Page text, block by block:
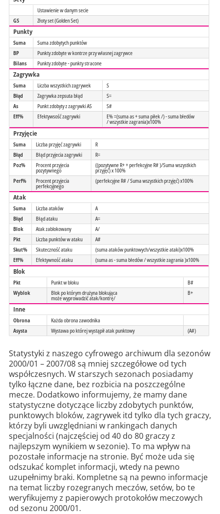
Ustawienie w danym secie
GS
Złoty set (Golden Set)
Punkty
Suma
Suma zdobytych punktów
BP
Punkty zdobyte w kontrze przy własnej zagrywce
Bilans
Punkty zdobyte - punkty stracone
Zagrywka
Suma Liczba wszystkich zagrywek
S
Błąd
Zagrywka zepsuta błąd
S=
As
Punkt zdobyty z zagrywki AS
S#
Eff%
Efektywsość zagrywki E% =(suma as + suma piłek /) - suma błedów
/ wszystkie zagrania)x100%
Przyjęcie
Suma Liczba przyjęć zagrywki
R
Błąd
Błąd przyjecia zagrywki
R=
Poz%
Procent przyjecia
pozytywnego
((pozytywne R+ + perfekcyjne R# )/Suma wszystkich
przyjęć) x 100%
Perf%
Procent przyjecia
perfekcyjnego
(perfekcyjne R# / Suma wszystkich przyjęć) x100%
Atak
Suma Liczba ataków
A
Błąd
Błąd ataku
A=
Blok
Atak zablokowany
A/
Pkt
Liczba punktów w ataku
A#
Skut%
Skuteczność ataku
(suma ataków punktowych/wszystkie ataki)x100%
Eff%
Efektywność ataku (suma as - suma błedów / wszystkie zagrania )x100%
Blok
Pkt Punkt w bloku
B#
Wyblok
Blok po którym drużyna blokująca
może wyprowadzić atak/kontrę/
B+
Inne
Obrona
Każda obrona zawodnika
Asysta
Wystawa po której wystąpił atak punktowy (A#)
Statystyki z naszego cyfrowego archiwum dla sezonów
2000/01 – 2007/08 są mniej szczegółowe od tych
współczesnych. W starszych sezonach posiadamy
tylko łączne dane, bez rozbicia na poszczególne
mecze. Dodatkowo informujemy, że mamy dane
statystyczne dotyczące liczby zdobytych punktów,
punktowych bloków, zagrywek itd tylko dla tych graczy,
którzy byli uwzględniani w rankingach danych
specjalności (najczęściej od 40 do 80 graczy z
najlepszym wynikiem w sezonie). To ma wpływ na
pozostałe informacje na stronie. Być może uda się
odszukać komplet informacji, wtedy na pewno
uzupełnimy braki. Kompletne są na pewno informacje
na temat liczby rozegranych meczów, setów, bo te
weryfikujemy z papierowych protokołów meczowych
od sezonu 2000/01.